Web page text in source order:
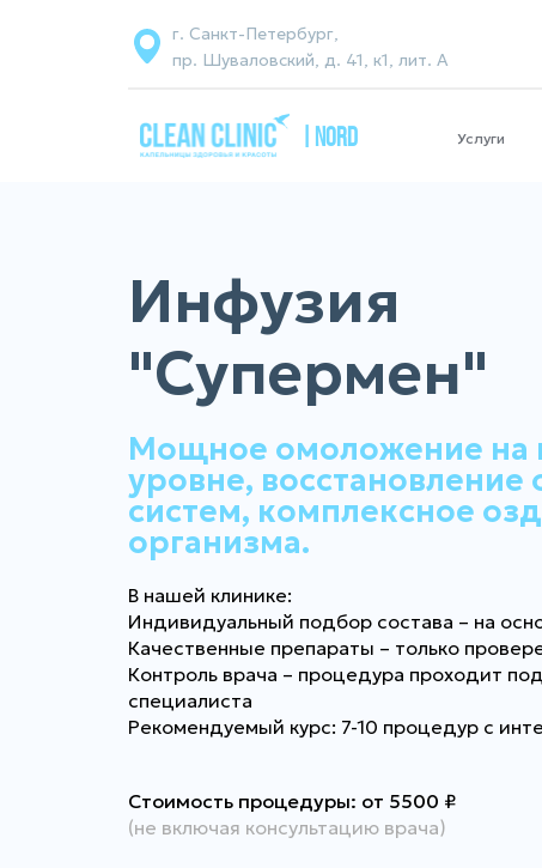
г. Санкт-Петербург,
пр. Шуваловский, д. 41, к1, лит. А
| NORD Услуги
Инфузия
"Супермен"
Мощное омоложение на
уровне, восстановление
систем, комплексное
организма.
В нашей клинике:
Индивидуальный подбор состава – на
Качественные препараты – только
Контроль врача – процедура проходит
специалиста
Рекомендуемый курс: 7-10 процедур с
Стоимость процедуры: от 5500 ₽
(не включая консультацию врача)